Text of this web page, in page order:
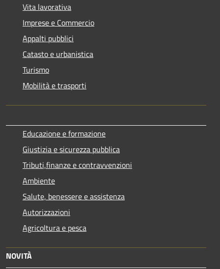
Vita lavorativa
Imprese e Commercio
Appalti pubblici
Catasto e urbanistica
Turismo
Mobilità e trasporti
Educazione e formazione
Giustizia e sicurezza pubblica
Tributi,finanze e contravvenzioni
Ambiente
Salute, benessere e assistenza
Autorizzazioni
Agricoltura e pesca
NOVITÀ